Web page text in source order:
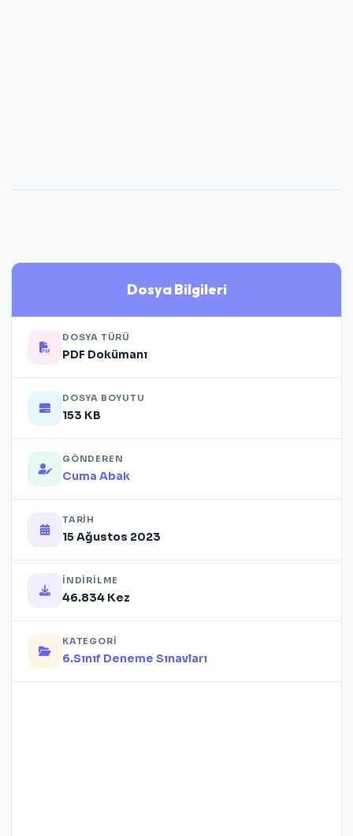
Dosya Bilgileri
DOSYA TÜRÜ
PDF Dokümanı
DOSYA BOYUTU
153 KB
GÖNDEREN
Cuma Abak
TARIH
15 Ağustos 2023
İNDIRILME
46.834 Kez
KATEGORI
6.Sınıf Deneme Sınavları